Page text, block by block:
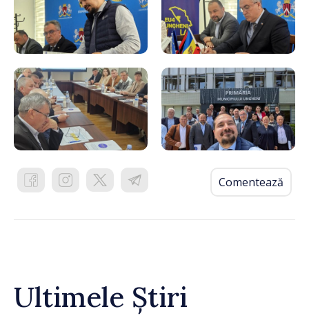
Comentează
Ultimele Știri